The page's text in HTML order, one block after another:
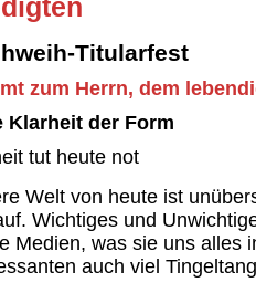
Titularfest
zum Herrn, dem
Klarheit der Form
tut heute not
Welt von heute ist
Wichtiges und
Medien, was sie uns alles
auch viel